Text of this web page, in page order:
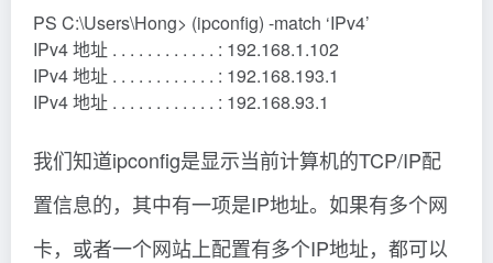
PS C:\Users\Hong> (ipconfig) -match ‘IPv4’
IPv4 地址 . . . . . . . . . . . . : 192.168.1.102
IPv4 地址 . . . . . . . . . . . . : 192.168.193.1
IPv4 地址 . . . . . . . . . . . . : 192.168.93.1
我们知道ipconfig是显示当前计算机的TCP/IP配
置信息的，其中有一项是IP地址。如果有多个网
卡，或者一个网站上配置有多个IP地址，都可以